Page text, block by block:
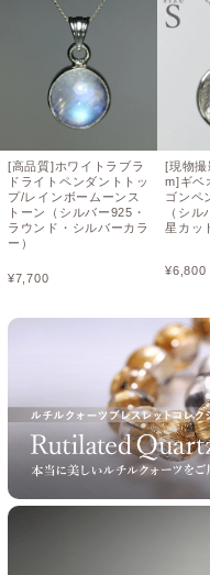
[高品質]ホワイトラブラ
ドライトペンダントトッ
プ/レインボームーンス
トーン（シルバー925・
ラウンド・シルバーカラ
ー）
¥7,700
[現物
m]ギベ
ゴンペ
（シ
星カッ
¥6,800